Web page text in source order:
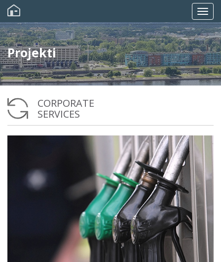
Pārlekt
galveno
saturu
Projekti
CORPORATE
SERVICES